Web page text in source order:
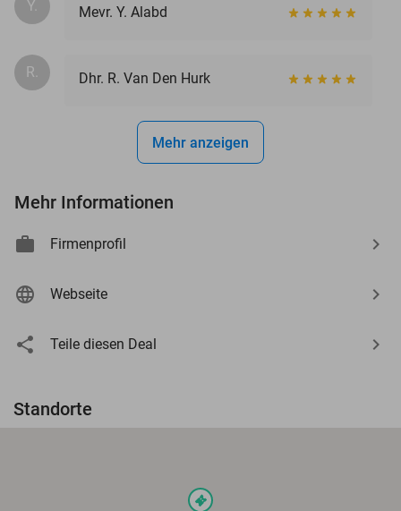
Y. Mevr. Y. Alabd
R. Dhr. R. Van Den Hurk
Mehr anzeigen
Mehr Informationen
Firmenprofil
Webseite
Teile diesen Deal
Standorte
events